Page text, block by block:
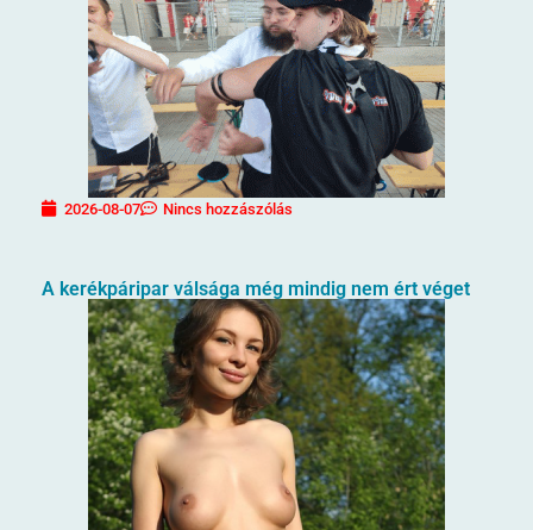
2026-08-07 Nincs hozzászólás
A kerékpáripar válsága még mindig nem ért véget